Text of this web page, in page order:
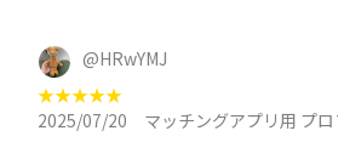
@HRwYMJ
★★★★★
2025/07/20
マッチングアプリ用 プロフィ